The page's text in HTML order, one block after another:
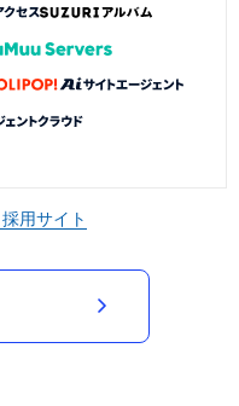
採用サイト